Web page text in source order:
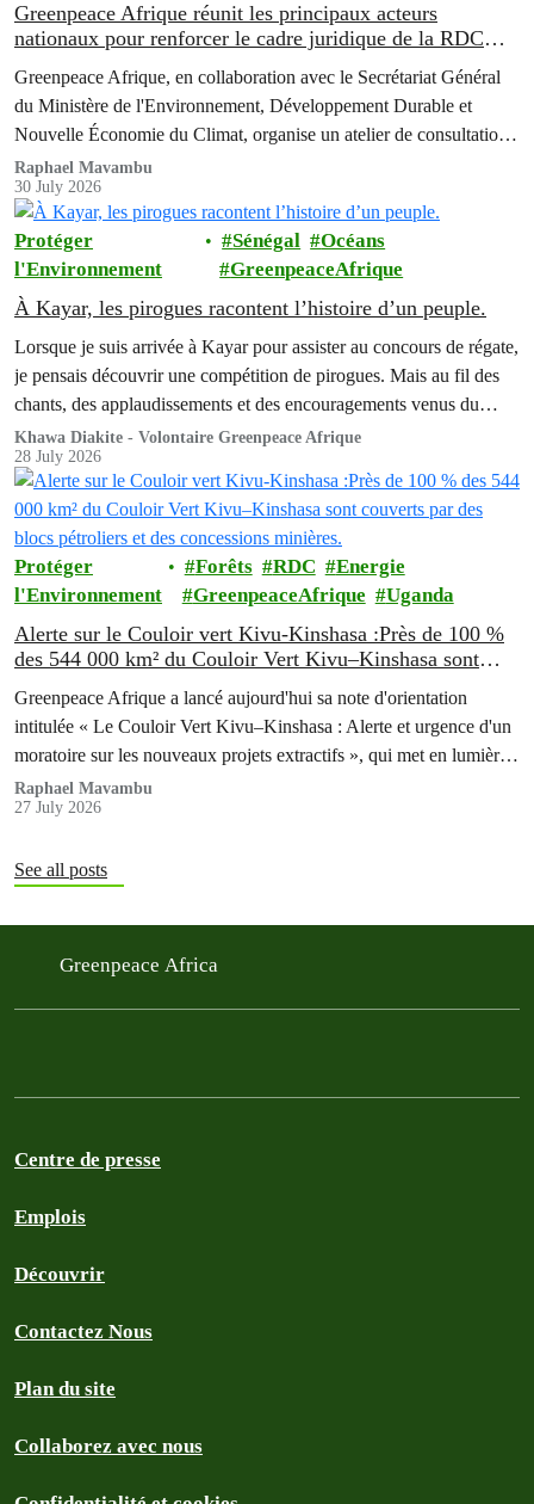
Greenpeace Afrique réunit les principaux acteurs
nationaux pour renforcer le cadre juridique de la RDC
Greenpeace Afrique, en collaboration avec le Secrétariat Général
du Ministère de l'Environnement, Développement Durable et
Nouvelle Économie du Climat, organise un atelier de consultation
multipartite de deux jours afin de faire progresser les réformes
politiques destinées à lutter contre la crise grandissante de la
pollution liée aux emballages plastiques en République
Démocratique du Congo (RDC).
Raphael Mavambu
30 July 2026
Protéger
l'Environnement
Sénégal
Océans
GreenpeaceAfrique
À Kayar, les pirogues racontent l’histoire d’un peuple.
Lorsque je suis arrivée à Kayar pour assister au concours de régate,
je pensais découvrir une compétition de pirogues. Mais au fil des
chants, des applaudissements et des encouragements venus du
rivage, j’ai compris que ce qui se jouait devant moi allait bien au-
delà d’une simple course.
Khawa Diakite - Volontaire Greenpeace Afrique
28 July 2026
Protéger
l'Environnement
Forêts RDC
Energie
GreenpeaceAfrique
Uganda
Alerte sur le Couloir vert Kivu-Kinshasa :Près de 100 %
des 544 000 km² du Couloir Vert Kivu–Kinshasa sont
couverts par des blocs pétroliers et des concessions
minières.
Greenpeace Afrique a lancé aujourd'hui sa note d'orientation
intitulée « Le Couloir Vert Kivu–Kinshasa : Alerte et urgence d'un
moratoire sur les nouveaux projets extractifs », qui met en lumière
les profondes contradictions entre l'ambitieux programme de
conservation de la République Démocratique du Congo (RDC) et
Raphael Mavambu
27 July 2026
See all posts
Greenpeace Africa
Centre de presse
Emplois
Découvrir
Contactez Nous
Plan du site
Collaborez avec nous